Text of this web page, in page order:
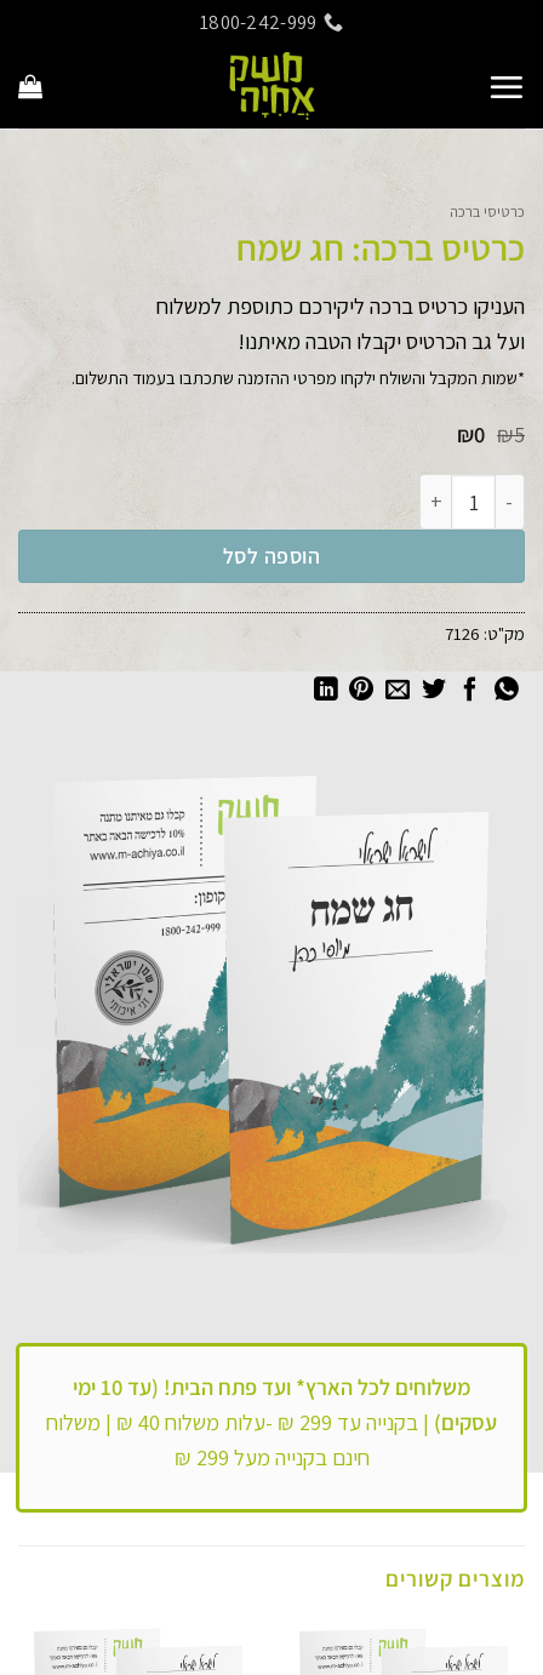
content
1800-242-999
כרטיסי ברכה
כרטיס ברכה: חג שמח
העניקו כרטיס ברכה ליקירכם כתוספת למשלוח
ועל גב הכרטיס יקבלו הטבה מאיתנו!
*שמות המקבל והשולח ילקחו מפרטי ההזמנה שתכתבו בעמוד התשלום.
₪5 המחיר
היה:
₪5.
₪0 המחיר
הוא:
₪0.
הוספה לסל
מק"ט: 7126
משלוחים לכל הארץ*
ועד פתח הבית! (עד 10 ימי
עסקים) | בקנייה עד 299 ₪ -עלות משלוח 40 ₪ |
משלוח
חינם בקנייה מעל 299 ₪
מוצרים קשורים